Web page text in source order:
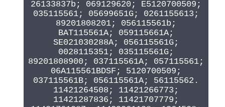
26133837b; 069129620; E5120700509;
035115561; 05699651G; 0261155613;
89201808201; 056115561b;
BAT115561A; 059115661A;
SE021030288A; 056115561G;
0028115351; 035115561G;
89201808900; 037115561A; 057115561;
06A115561BDSF; 5120700509;
037115561B; 056115561A; 56115562.
11421264508; 11421266773;
11421287836; 11421707779;